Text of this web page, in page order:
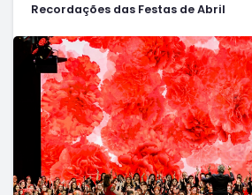
Recordações das Festas de Abril